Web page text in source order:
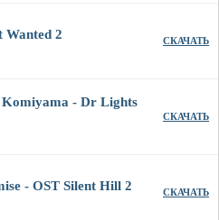
Wanted 2 СКАЧАТЬ
- Dr Lights
СКАЧАТЬ
- OST Silent Hill 2 СКАЧАТЬ